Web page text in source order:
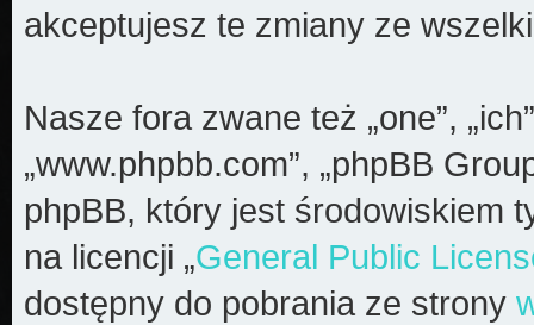
akceptujesz te zmiany ze
Nasze fora zwane też „one”,
„www.phpbb.com”, „phpBB
phpBB, który jest środowiskiem
na licencji „General Public
dostępny do pobrania ze strony